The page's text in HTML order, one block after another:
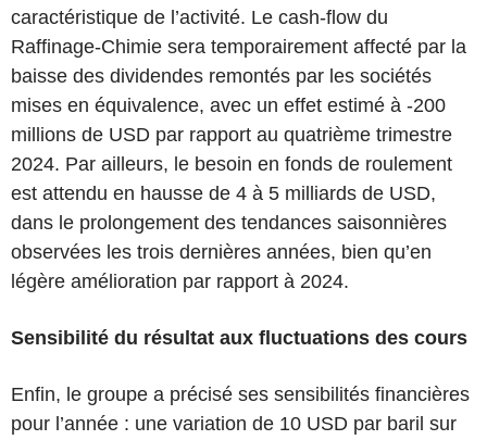
caractéristique de l’activité. Le cash-flow du
Raffinage-Chimie sera temporairement affecté par la
baisse des dividendes remontés par les sociétés
mises en équivalence, avec un effet estimé à -200
millions de USD par rapport au quatrième trimestre
2024. Par ailleurs, le besoin en fonds de roulement
est attendu en hausse de 4 à 5 milliards de USD,
dans le prolongement des tendances saisonnières
observées les trois dernières années, bien qu’en
légère amélioration par rapport à 2024.
Sensibilité du résultat aux fluctuations des cours
Enfin, le groupe a précisé ses sensibilités financières
pour l’année : une variation de 10 USD par baril sur